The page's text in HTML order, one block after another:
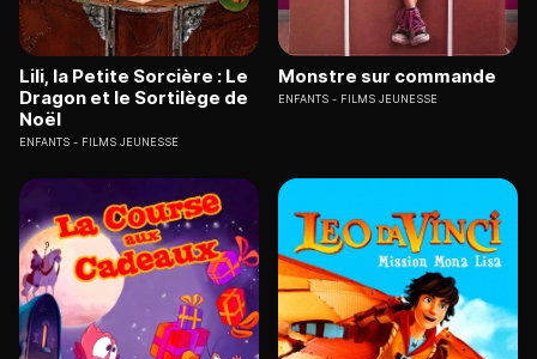
Lili, la Petite Sorcière : Le
Dragon et le Sortilège de
Noël
ENFANTS FILMS JEUNESSE
Monstre sur commande
ENFANTS FILMS JEUNESSE